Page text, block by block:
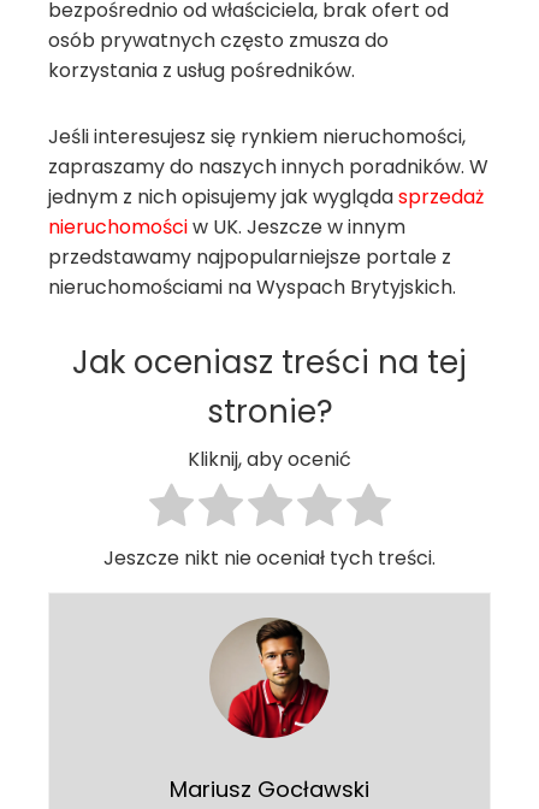
bezpośrednio od właściciela, brak ofert od
osób prywatnych często zmusza do
korzystania z usług pośredników.
Jeśli interesujesz się rynkiem nieruchomości,
zapraszamy do naszych innych poradników. W
jednym z nich opisujemy jak wyglądasprzedaż
nieruchomościw UK. Jeszcze w innym
przedstawamy najpopularniejsze portale z
nieruchomościami na Wyspach Brytyjskich.
Jak oceniasz treści na tej
stronie?
Kliknij, aby ocenić
Jeszcze nikt nie oceniał tych treści.
Mariusz Gocławski